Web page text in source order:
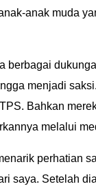
anak muda
berbagai
menjadi
Bahkan
melalui
perhatian
saya. Setelah